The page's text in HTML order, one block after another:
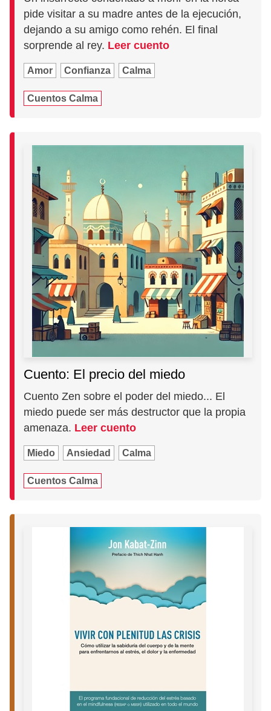
pide visitar a su madre antes de la ejecución,
dejando a su amigo como rehén. El final
sorprende al rey. Leer cuento
Amor Confianza Calma
Cuentos Calma
Cuento: El precio del miedo
Cuento Zen sobre el poder del miedo... El
miedo puede ser más destructor que la propia
amenaza. Leer cuento
Miedo Ansiedad Calma
Cuentos Calma